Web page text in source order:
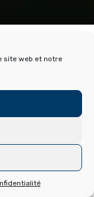
site web et notre